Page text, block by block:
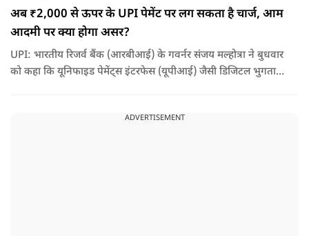
अब ₹2,000 से ऊपर के UPI पेमेंट पर लग सकता है चार्ज, आम
आदमी पर क्या होगा असर?
UPI: भारतीय रिजर्व बैंक (आरबीआई) के गवर्नर संजय मल्होत्रा ने बुधवार
को कहा कि यूनिफाइड पेमेंट्स इंटरफेस (यूपीआई) जैसी डिजिटल भुगतान
ADVERTISEMENT